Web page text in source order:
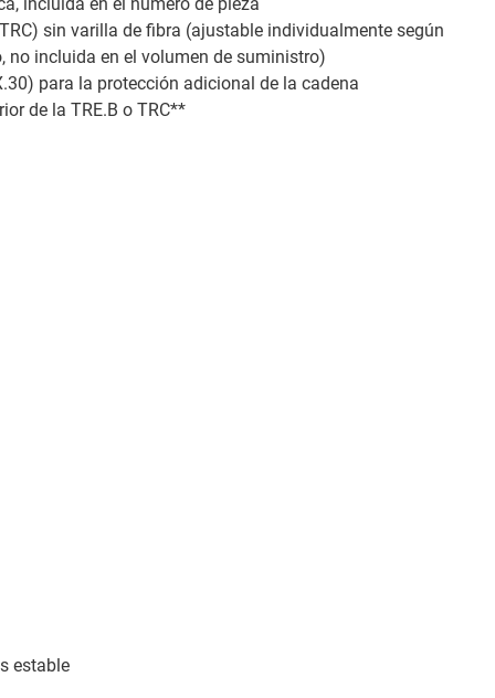
sin varilla de fibra (ajustable individualmente según
no incluida en el volumen de suministro)
para la protección adicional de la cadena
de la TRE.B o TRC**
estable